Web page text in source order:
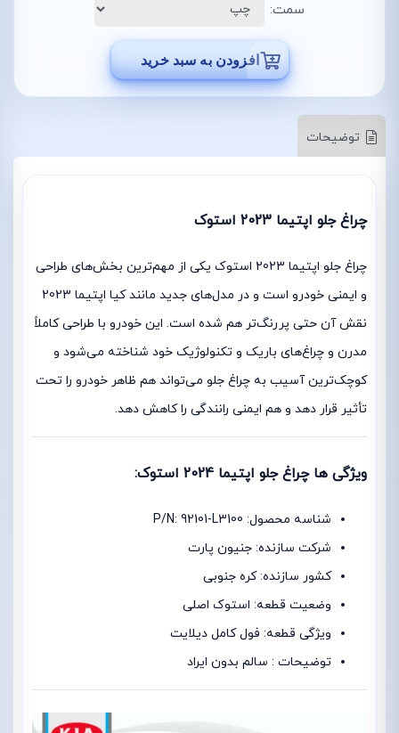
سمت:
افزودن به سبد خرید
توضیحات
چراغ جلو اپتیما 2023 استوک
چراغ جلو اپتیما 2023 استوک یکی از مهم‌ترین بخش‌های طراحی
و ایمنی خودرو است و در مدل‌های جدید مانند کیا اپتیما 2023
نقش آن حتی پررنگ‌تر هم شده است. این خودرو با طراحی کاملاً
مدرن و چراغ‌های باریک و تکنولوژیک خود شناخته می‌شود و
کوچک‌ترین آسیب به چراغ جلو می‌تواند هم ظاهر خودرو را تحت
تأثیر قرار دهد و هم ایمنی رانندگی را کاهش دهد.
ویژگی ها چراغ جلو اپتیما 2024 استوک:
شناسه محصول: P/N: 92101-L3100
شرکت سازنده: جنیون پارت
کشور سازنده: کره جنوبی
وضعیت قطعه: استوک اصلی
ویژگی قطعه: فول کامل دیلایت
توضیحات : سالم بدون ایراد